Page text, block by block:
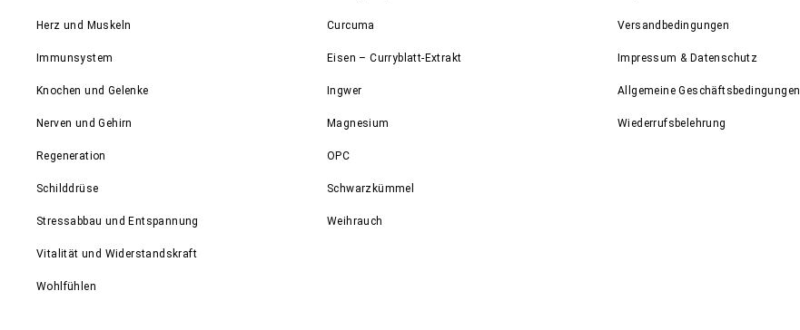
Herz und Muskeln
Immunsystem
Knochen und Gelenke
Nerven und Gehirn
Regeneration
Schilddrüse
Stressabbau und Entspannung
Vitalität und Widerstandskraft
Wohlfühlen
Curcuma
Eisen – Curryblatt-Extrakt
Ingwer
Magnesium
OPC
Schwarzkümmel
Weihrauch
Versandbedingungen
Impressum & Datenschutz
Allgemeine Geschäftsbedingungen
Wiederrufsbelehrung